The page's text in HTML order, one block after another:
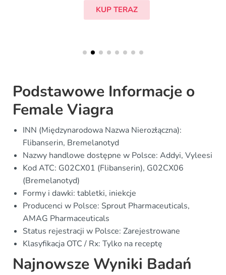
KUP TERAZ
Podstawowe Informacje o
Female Viagra
INN (Międzynarodowa Nazwa Nierozłączna):
Flibanserin, Bremelanotyd
Nazwy handlowe dostępne w Polsce: Addyi, Vyleesi
Kod ATC: G02CX01 (Flibanserin), G02CX06
(Bremelanotyd)
Formy i dawki: tabletki, iniekcje
Producenci w Polsce: Sprout Pharmaceuticals,
AMAG Pharmaceuticals
Status rejestracji w Polsce: Zarejestrowane
Klasyfikacja OTC / Rx: Tylko na receptę
Najnowsze Wyniki Badań